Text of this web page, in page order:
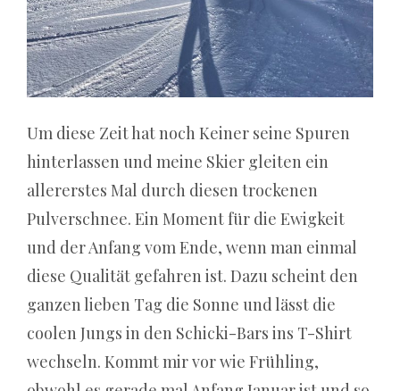
bisschen
schrullig
und
haben
auch
hinter
den
Kulissen
Substanz.
Cobra
Casino
Um diese Zeit hat noch Keiner seine Spuren
hinterlassen und meine Skier gleiten ein
allererstes Mal durch diesen trockenen
Pulverschnee. Ein Moment für die Ewigkeit
und der Anfang vom Ende, wenn man einmal
diese Qualität gefahren ist. Dazu scheint den
ganzen lieben Tag die Sonne und lässt die
coolen Jungs in den Schicki-Bars ins T-Shirt
wechseln. Kommt mir vor wie Frühling,